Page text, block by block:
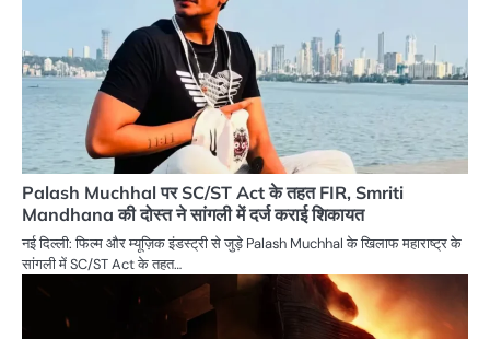
Palash Muchhal पर SC/ST Act के तहत FIR, Smriti
Mandhana की दोस्त ने सांगली में दर्ज कराई शिकायत
नई दिल्ली: फिल्म और म्यूज़िक इंडस्ट्री से जुड़े Palash Muchhal के खिलाफ महाराष्ट्र के
सांगली में SC/ST Act के तहत…